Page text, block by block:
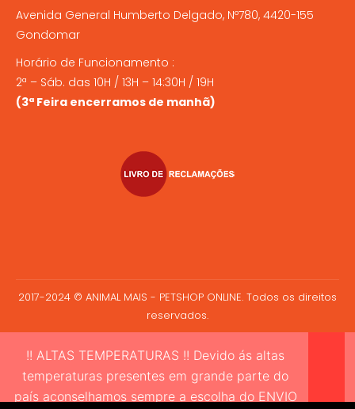
Avenida General Humberto Delgado, Nº780, 4420-155
Gondomar
Horário de Funcionamento :
2ª – Sáb. das 10H / 13H – 14:30H / 19H
(3ª Feira encerramos de manhã)
2017-2024 © ANIMAL MAIS - PETSHOP ONLINE. Todos os direitos
reservados.
!! ALTAS TEMPERATURAS !! Devido ás altas
temperaturas presentes em grande parte do
país aconselhamos sempre a escolha do ENVIO